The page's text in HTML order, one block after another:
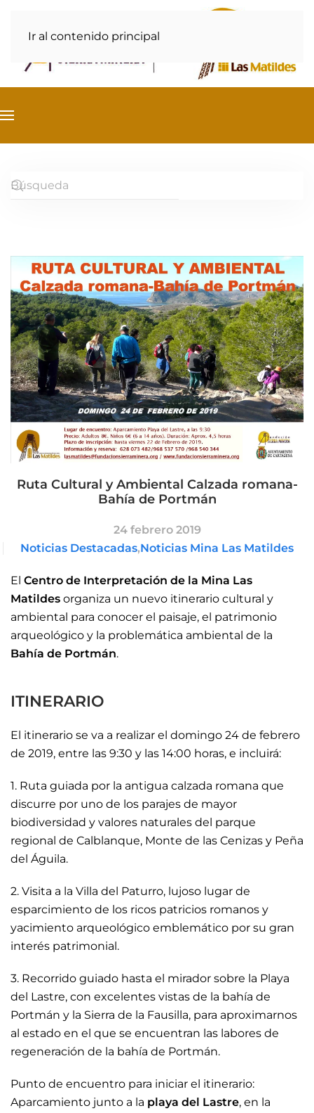
Ir al contenido principal
Ruta Cultural y Ambiental Calzada romana-
Bahía de Portmán
24 febrero 2019
Noticias Destacadas,Noticias Mina Las Matildes
El Centro de Interpretación de la Mina Las
Matildes organiza un nuevo itinerario cultural y
ambiental para conocer el paisaje, el patrimonio
arqueológico y la problemática ambiental de la
Bahía de Portmán.
ITINERARIO
El itinerario se va a realizar el domingo 24 de febrero
de 2019, entre las 9:30 y las 14:00 horas, e incluirá:
1. Ruta guiada por la antigua calzada romana que
discurre por uno de los parajes de mayor
biodiversidad y valores naturales del parque
regional de Calblanque, Monte de las Cenizas y Peña
del Águila.
2. Visita a la Villa del Paturro, lujoso lugar de
esparcimiento de los ricos patricios romanos y
yacimiento arqueológico emblemático por su gran
interés patrimonial.
3. Recorrido guiado hasta el mirador sobre la Playa
del Lastre, con excelentes vistas de la bahía de
Portmán y la Sierra de la Fausilla, para aproximarnos
al estado en el que se encuentran las labores de
regeneración de la bahía de Portmán.
Punto de encuentro para iniciar el itinerario:
Aparcamiento junto a la playa del Lastre, en la